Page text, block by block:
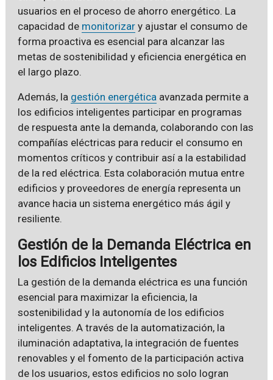
usuarios en el proceso de ahorro energético. La
capacidad de monitorizary ajustar el consumo de
forma proactiva es esencial para alcanzar las
metas de sostenibilidad y eficiencia energética en
el largo plazo.
Además, la gestión energética avanzada permite a
los edificios inteligentes participar en programas
de respuesta ante la demanda, colaborando con las
compañías eléctricas para reducir el consumo en
momentos críticos y contribuir así a la estabilidad
de la red eléctrica. Esta colaboración mutua entre
edificios y proveedores de energía representa un
avance hacia un sistema energético más ágil y
resiliente.
Gestión de la Demanda Eléctrica en
los Edificios Inteligentes
La gestión de la demanda eléctrica es una función
esencial para maximizar la eficiencia, la
sostenibilidad y la autonomía de los edificios
inteligentes. A través de la automatización, la
iluminación adaptativa, la integración de fuentes
renovables y el fomento de la participación activa
de los usuarios, estos edificios no solo logran